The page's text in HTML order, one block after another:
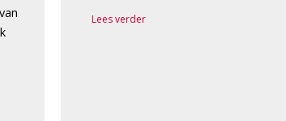
Lees verder